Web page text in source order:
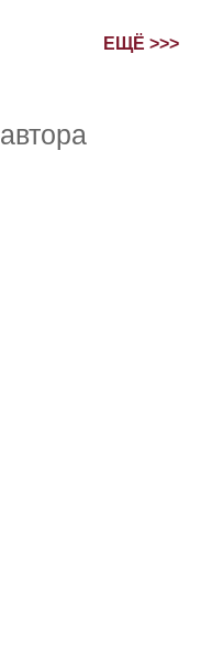
ЕЩЁ >>>